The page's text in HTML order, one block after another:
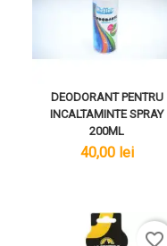
DEODORANT PENTRU
INCALTAMINTE SPRAY
200ML
lei
40,00 lei
favorite_border